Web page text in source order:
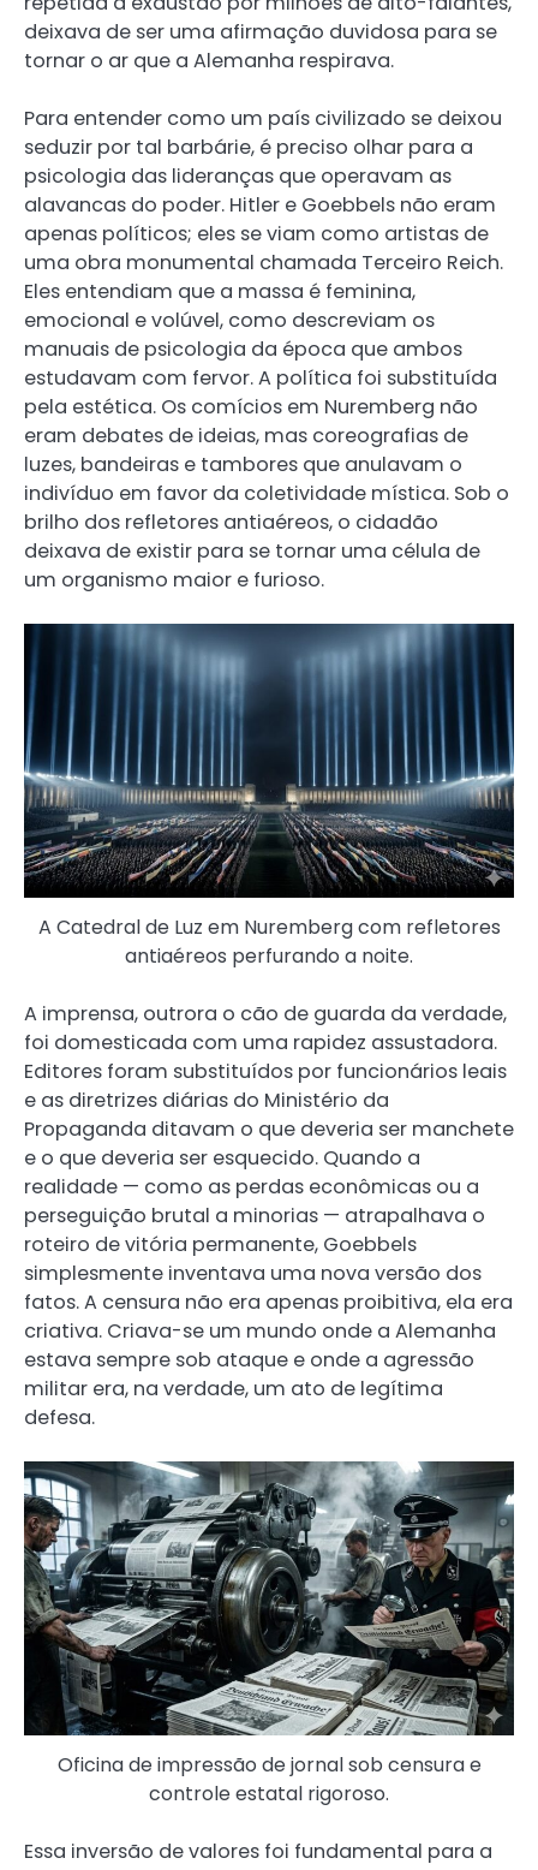
deixava de ser uma afirmação duvidosa para se
tornar o ar que a Alemanha respirava.
Para entender como um país civilizado se deixou
seduzir por tal barbárie, é preciso olhar para a
psicologia das lideranças que operavam as
alavancas do poder. Hitler e Goebbels não eram
apenas políticos; eles se viam como artistas de
uma obra monumental chamada Terceiro Reich.
Eles entendiam que a massa é feminina,
emocional e volúvel, como descreviam os
manuais de psicologia da época que ambos
estudavam com fervor. A política foi substituída
pela estética. Os comícios em Nuremberg não
eram debates de ideias, mas coreografias de
luzes, bandeiras e tambores que anulavam o
indivíduo em favor da coletividade mística. Sob o
brilho dos refletores antiaéreos, o cidadão
deixava de existir para se tornar uma célula de
um organismo maior e furioso.
A Catedral de Luz em Nuremberg com refletores
antiaéreos perfurando a noite.
A imprensa, outrora o cão de guarda da verdade,
foi domesticada com uma rapidez assustadora.
Editores foram substituídos por funcionários leais
e as diretrizes diárias do Ministério da
Propaganda ditavam o que deveria ser manchete
e o que deveria ser esquecido. Quando a
realidade — como as perdas econômicas ou a
perseguição brutal a minorias — atrapalhava o
roteiro de vitória permanente, Goebbels
simplesmente inventava uma nova versão dos
fatos. A censura não era apenas proibitiva, ela era
criativa. Criava-se um mundo onde a Alemanha
estava sempre sob ataque e onde a agressão
militar era, na verdade, um ato de legítima
defesa.
Oficina de impressão de jornal sob censura e
controle estatal rigoroso.
Essa inversão de valores foi fundamental para a